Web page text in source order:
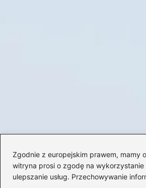
Zgodnie z europejskim prawem, mamy
witryna prosi o zgodę na
ulepszanie usług. Przechowywanie